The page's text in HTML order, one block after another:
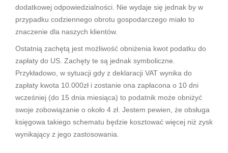
dodatkowej odpowiedzialności. Nie wydaje się jednak by w
przypadku codziennego obrotu gospodarczego miało to
znaczenie dla naszych klientów.
Ostatnią zachętą jest możliwość obniżenia kwot podatku do
zapłaty do US. Zachęty te są jednak symboliczne.
Przykładowo, w sytuacji gdy z deklaracji VAT wynika do
zapłaty kwota 10.000zł i zostanie ona zapłacona o 10 dni
wcześniej (do 15 dnia miesiąca) to podatnik może obniżyć
swoje zobowiązanie o około 4 zł. Jestem pewien, że obsługa
księgowa takiego schematu będzie kosztować więcej niż zysk
wynikający z jego zastosowania.